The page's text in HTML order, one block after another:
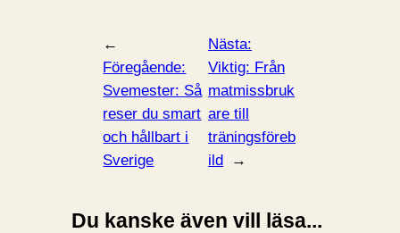
←
Föregående:
Svemester: Så
reser du smart
och hållbart i
Sverige
Nästa:
Viktig: Från
matmissbruk
are till
träningsföreb
ild
→
Du kanske även vill läsa...